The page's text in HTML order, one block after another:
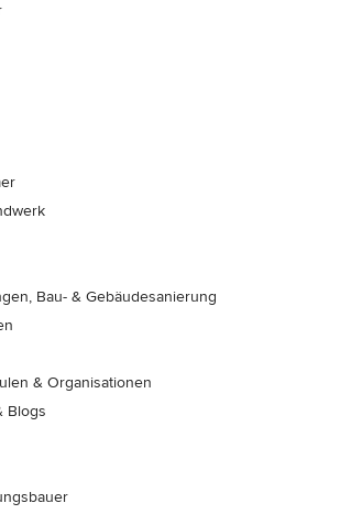
Bau- & Gebäudesanierung
& Organisationen
Blogs